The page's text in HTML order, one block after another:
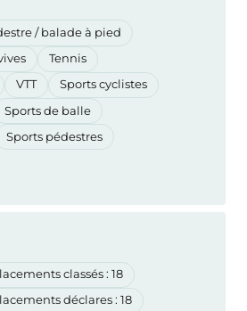
/ balade à pied
Tennis
VTT
Sports cyclistes
Sports de balle
Sports pédestres
classés : 18
déclares : 18